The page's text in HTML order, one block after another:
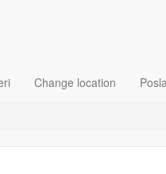
Change location